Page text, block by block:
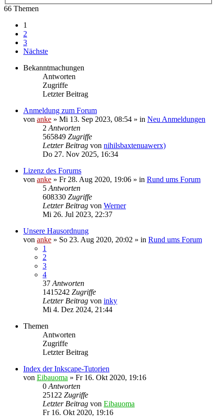
66 Themen
1
2
3
Nächste
Bekanntmachungen
Antworten
Zugriffe
Letzter Beitrag
Anmeldung zum Forum
von anke » Mi 13. Sep 2023, 08:54 » in Neu Anmeldungen
2 Antworten
565849 Zugriffe
Letzter Beitrag von nihilsbaxtenuawerx)
Do 27. Nov 2025, 16:34
Lizenz des Forums
von anke » Fr 28. Aug 2020, 19:06 » in Rund ums Forum
5 Antworten
608330 Zugriffe
Letzter Beitrag von Werner
Mi 26. Jul 2023, 22:37
Unsere Hausordnung
von anke » So 23. Aug 2020, 20:02 » in Rund ums Forum
1
2
3
4
37 Antworten
1415242 Zugriffe
Letzter Beitrag von inky
Mi 4. Dez 2024, 21:44
Themen
Antworten
Zugriffe
Letzter Beitrag
Index der Inkscape-Tutorien
von Eibauoma » Fr 16. Okt 2020, 19:16
0 Antworten
25122 Zugriffe
Letzter Beitrag von Eibauoma
Fr 16. Okt 2020, 19:16